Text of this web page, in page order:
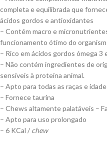
completa e equilibrada que
ácidos gordos e antioxidantes
– Contém macro e
funcionamento ótimo do
– Rico em ácidos gordos ómega 3
– Não contém ingredientes de
sensíveis à proteína animal.
– Apto para todas as raças e
– Fornece taurina
– Chews altamente palatáveis –
– Apto para uso prolongado
– 6 KCal / chew